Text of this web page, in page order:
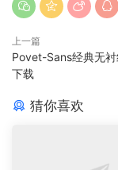
上一篇
Povet-Sans经典无
下载
猜你喜欢